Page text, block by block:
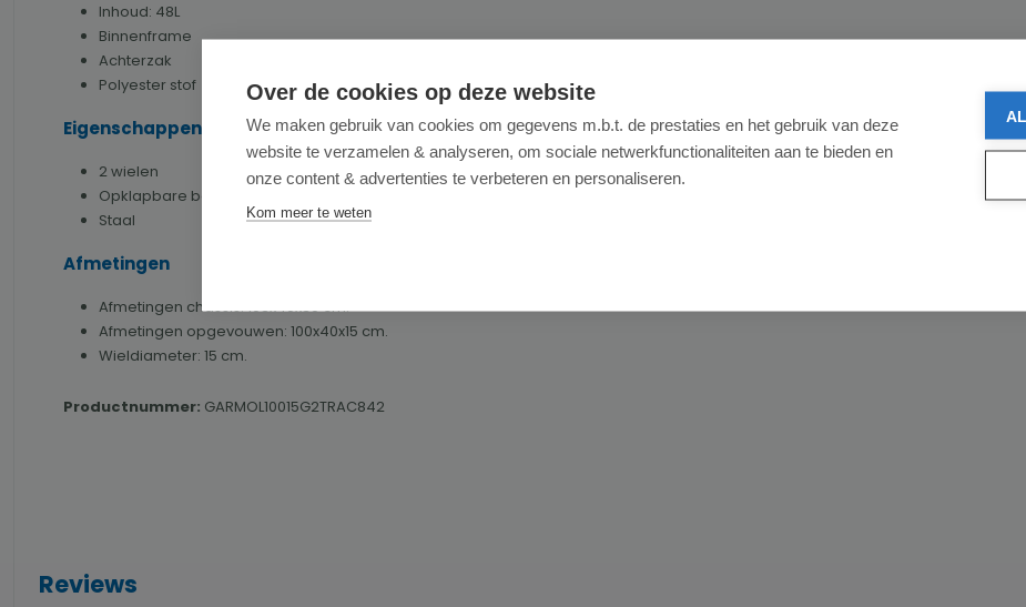
Inhoud: 48L
Binnenframe
Achterzak
Polyester stof
Eigenschappen chassis
2 wielen
Opklapbare bodemplaat.
Staal
Afmetingen
Afmetingen chassis: 103x40x30 cm.
Afmetingen opgevouwen: 100x40x15 cm.
Wieldiameter: 15 cm.
Productnummer: GARMOL10015G2TRAC842
Reviews
Over de cookies op deze website
We maken gebruik van cookies om gegevens m.b.t. de prestaties en het gebruik van deze
website te verzamelen & analyseren, om sociale netwerkfunctionaliteiten aan te bieden en
onze content & advertenties te verbeteren en personaliseren.
Kom meer te weten